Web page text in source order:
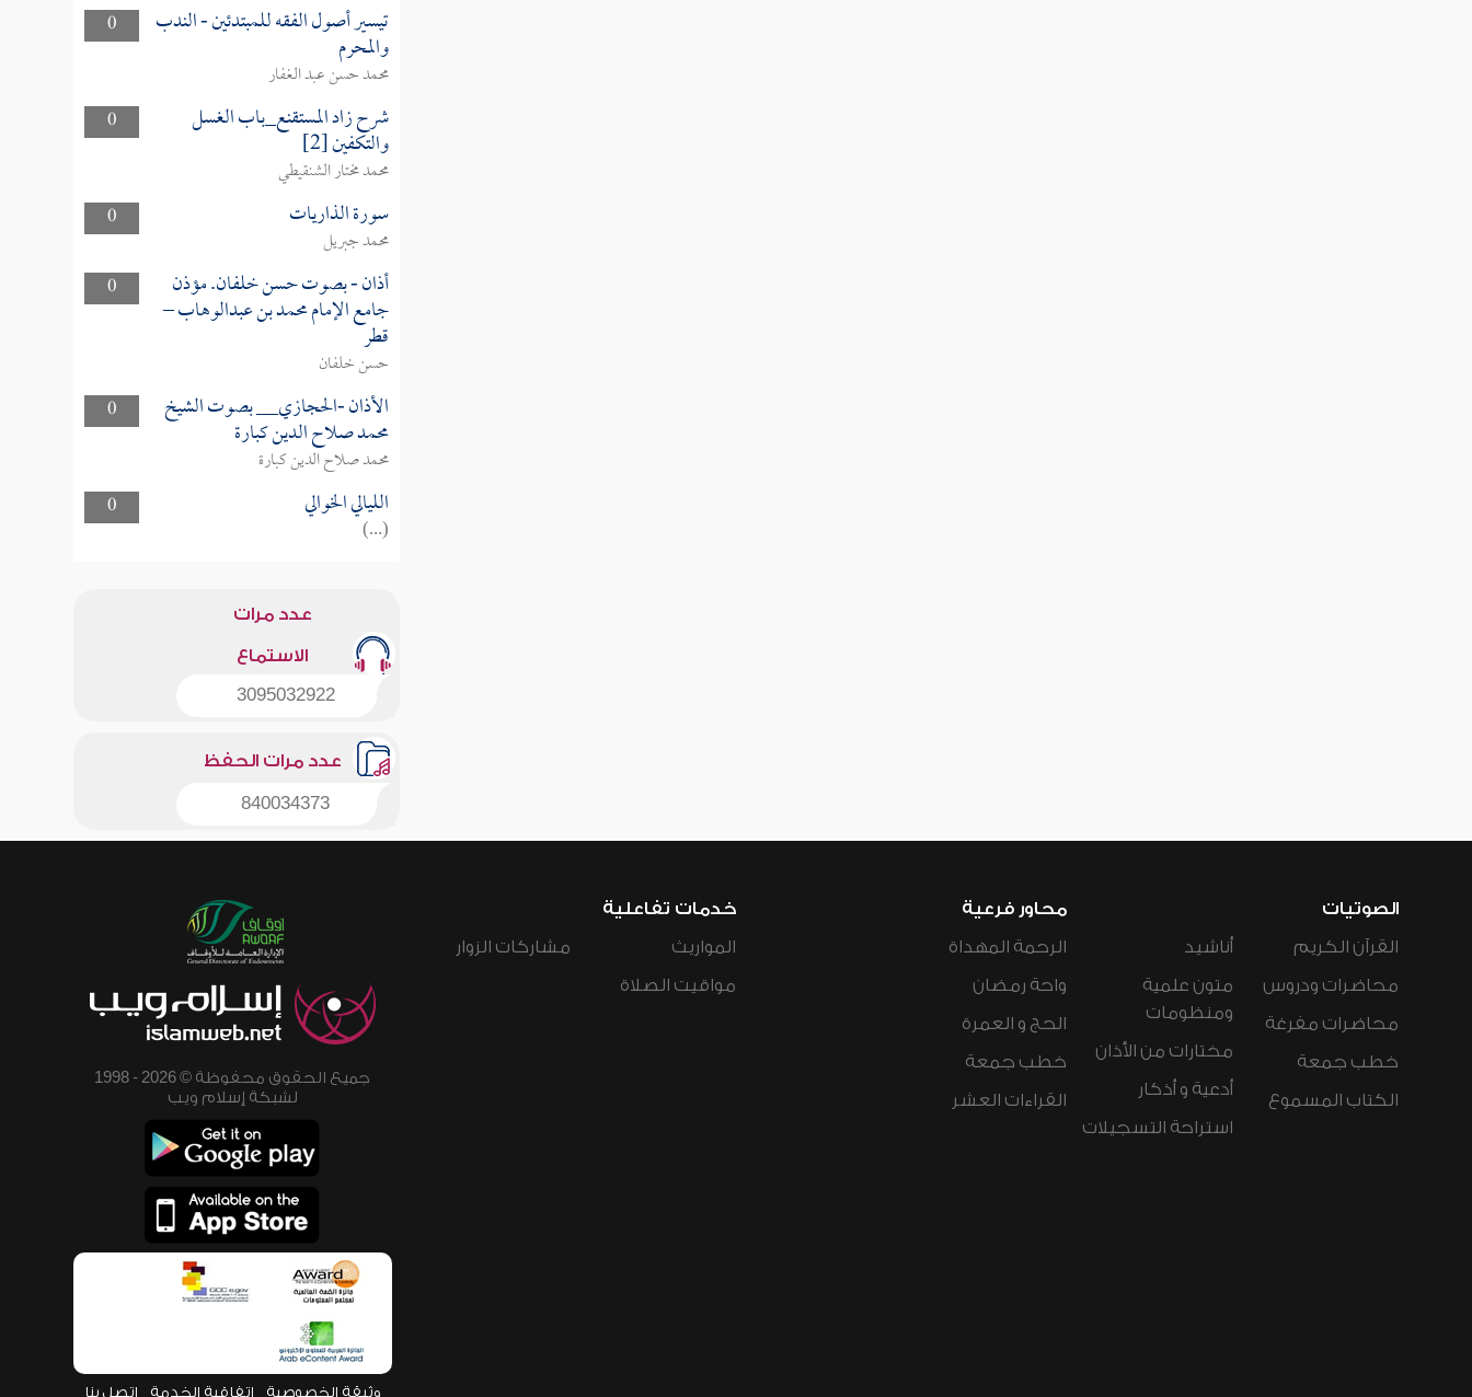
0
تيسير أصول الفقه للمبتدئين - الندب
والمحرم
محمد حسن عبد الغفار
0
شرح زاد المستقنع_باب الغسل
والتكفين [2]
محمد مختار الشنقيطي
0
سورة الذاريات
محمد جبريل
0
أذان - بصوت حسن خلفان. مؤذن
جامع الإمام محمد بن عبدالوهاب –
قطر
حسن خلفان
0
الأذان -الحجازي__ بصوت الشيخ
محمد صلاح الدين كبارة
محمد صلاح الدين كبارة
0
الليالي الخوالي
(...)
عدد مرات
الاستماع
3095032922
عدد مرات الحفظ
840034373
الصوتيات
القرآن الكريم
محاضرات ودروس
محاضرات مفرغة
خطب جمعة
الكتاب المسموع
أناشيد
متون علمية
ومنظومات
مختارات من الأذان
أدعية و أذكار
استراحة التسجيلات
محاور فرعية
الرحمة المهداة
واحة رمضان
الحج و العمرة
خطب جمعة
القراءات العشر
خدمات تفاعلية
المواريث
مواقيت الصلاة
مشاركات الزوار
جميع الحقوق محفوظة © 2026 - 1998
لشبكة إسلام ويب
وثيقة الخصوصية اتفاقية الخدمة اتصل بنا